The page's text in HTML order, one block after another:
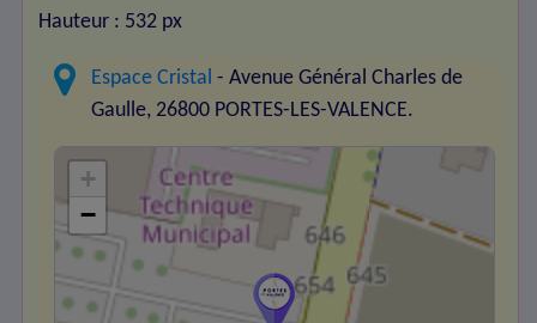
Hauteur : 532 px
Espace Cristal - Avenue Général Charles de
Gaulle, 26800 PORTES-LES-VALENCE.
+
−